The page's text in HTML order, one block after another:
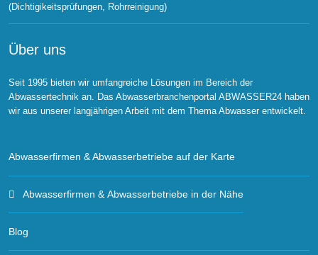
(Dichtigikeitsprüfungen, Rohrreinigung)
Über uns
Seit 1995 bieten wir umfangreiche Lösungen im Bereich der
Abwassertechnik an. Das Abwasserbranchenportal ABWASSER24 haben
wir aus unserer langjährigen Arbeit mit dem Thema Abwasser entwickelt.
Abwasserfirmen & Abwasserbetriebe auf der Karte
Abwasserfirmen & Abwasserbetriebe in der Nähe
Blog